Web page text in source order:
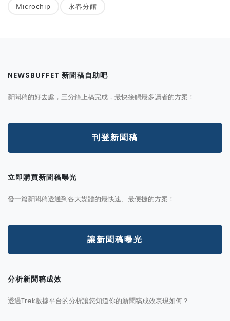
Microchip 永春分館
NEWSBUFFET 新聞稿自助吧
新聞稿的好去處，三分鐘上稿完成，最快接觸最多讀者的方案！
刊登新聞稿
立即購買新聞稿曝光
發一篇新聞稿透通到各大媒體的最快速、最便捷的方案！
讓新聞稿曝光
分析新聞稿成效
透過Trek數據平台的分析讓您知道你的新聞稿成效表現如何？